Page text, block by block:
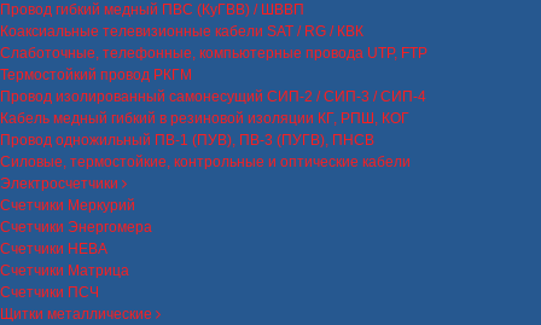
Провод гибкий медный ПВС (КуГВВ) / ШВВП
Коаксиальные телевизионные кабели SAT / RG / КВК
Слаботочные, телефонные, компьютерные провода UTP, FTP
Термостойкий провод РКГМ
Провод изолированный самонесущий СИП-2 / СИП-3 / СИП-4
Кабель медный гибкий в резиновой изоляции КГ, РПШ, КОГ
Провод одножильный ПВ-1 (ПУВ), ПВ-3 (ПУГВ), ПНСВ
Силовые, термостойкие, контрольные и оптические кабели
Электросчетчики
Счетчики Меркурий
Счетчики Энергомера
Счетчики НЕВА
Счетчики Матрица
Счетчики ПСЧ
Щитки металлические